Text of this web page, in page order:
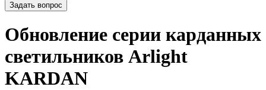
Задать вопрос
Обновление серии карданных
светильников Arlight
KARDAN